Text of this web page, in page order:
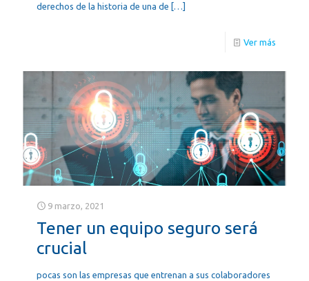
derechos de la historia de una de […]
Ver más
9 marzo, 2021
Tener un equipo seguro será
crucial
pocas son las empresas que entrenan a sus colaboradores